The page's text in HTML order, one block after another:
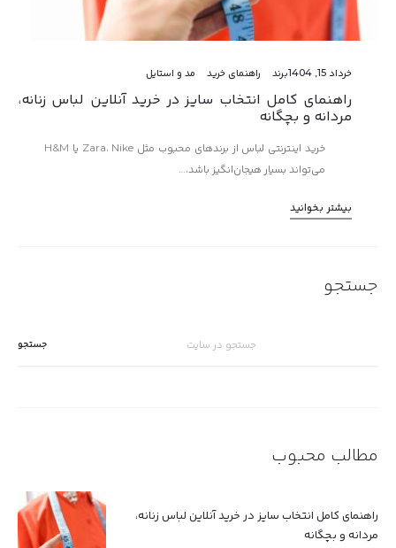
خرداد 15, 1404 برند راهنمای خرید مد و استایل
راهنمای کامل انتخاب سایز در خرید آنلاین لباس زنانه،
مردانه و بچگانه
خرید اینترنتی لباس از برندهای محبوب مثل Zara، Nike یا H&M
می‌تواند بسیار هیجان‌انگیز باشد،…
بیشتر بخوانید
جستجو
مطالب محبوب
راهنمای کامل انتخاب سایز در خرید آنلاین لباس زنانه،
مردانه و بچگانه